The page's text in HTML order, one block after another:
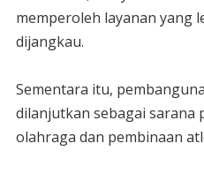
memperoleh layanan yang
dijangkau.
‎Sementara itu,
dilanjutkan sebagai sarana
olahraga dan pembinaan